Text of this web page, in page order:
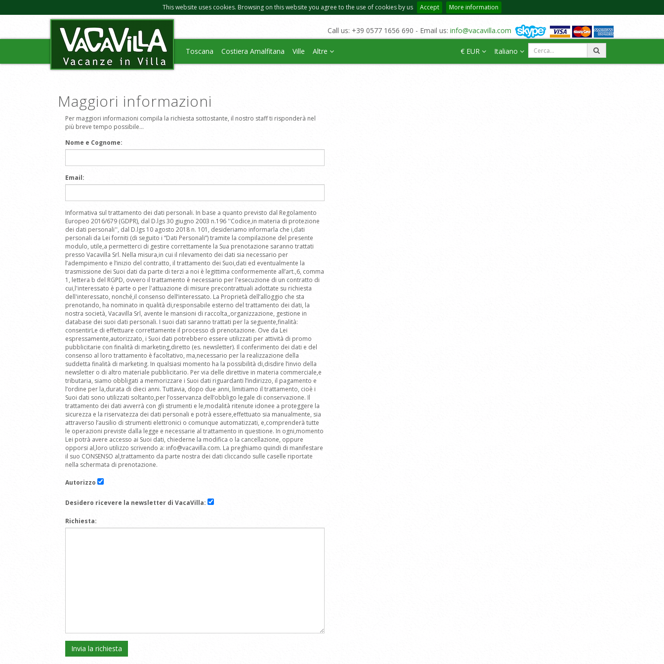
This website uses cookies. Browsing on this website you agree to the use of cookies by us Accept More information
Call us: +39 0577 1656 690 - Email us: info@vacavilla.com
Toscana Costiera Amalfitana Ville Altre € EUR Italiano
Maggiori informazioni
Per maggiori informazioni compila la richiesta sottostante, il nostro staff ti risponderà nel
più breve tempo possibile...
Nome e Cognome:
Email:
Informativa sul trattamento dei dati personali. In base a quanto previsto dal Regolamento
Europeo 2016/679 (GDPR), dal D.lgs 30 giugno 2003 n.196 ''Codice,in materia di protezione
dei dati personali'', dal D.lgs 10 agosto 2018 n. 101, desideriamo informarla che i,dati
personali da Lei forniti (di seguito i “Dati Personali”) tramite la compilazione del presente
modulo, utile,a permetterci di gestire correttamente la Sua prenotazione saranno trattati
presso Vacavilla Srl. Nella misura,in cui il rilevamento dei dati sia necessario per
l’adempimento e l’inizio del contratto, il trattamento dei Suoi,dati ed eventualmente la
trasmissione dei Suoi dati da parte di terzi a noi è legittima conformemente all’art.,6, comma
1, lettera b del RGPD, ovvero il trattamento è necessario per l'esecuzione di un contratto di
cui,l'interessato è parte o per l'attuazione di misure precontrattuali adottate su richiesta
dell'interessato, nonché,il consenso dell’interessato. La Proprietà dell’alloggio che sta
prenotando, ha nominato in qualità di,responsabile esterno del trattamento dei dati, la
nostra società, Vacavilla Srl, avente le mansioni di raccolta,,organizzazione, gestione in
database dei suoi dati personali. I suoi dati saranno trattati per la seguente,finalità:
consentirLe di effettuare correttamente il processo di prenotazione. Ove da Lei
espressamente,autorizzato, i Suoi dati potrebbero essere utilizzati per attività di promo
pubblicitarie con finalità di marketing,diretto (es. newsletter). Il conferimento dei dati e del
consenso al loro trattamento è facoltativo, ma,necessario per la realizzazione della
suddetta finalità di marketing. In qualsiasi momento ha la possibilità di,disdire l’invio della
newsletter o di altro materiale pubblicitario. Per via delle direttive in materia commerciale,e
tributaria, siamo obbligati a memorizzare i Suoi dati riguardanti l’indirizzo, il pagamento e
l’ordine per la,durata di dieci anni. Tuttavia, dopo due anni, limitiamo il trattamento, cioè i
Suoi dati sono utilizzati soltanto,per l’osservanza dell’obbligo legale di conservazione. Il
trattamento dei dati avverrà con gli strumenti e le,modalità ritenute idonee a proteggere la
sicurezza e la riservatezza dei dati personali e potrà essere,effettuato sia manualmente, sia
attraverso l’ausilio di strumenti elettronici o comunque automatizzati, e,comprenderà tutte
le operazioni previste dalla legge e necessarie al trattamento in questione. In ogni,momento
Lei potrà avere accesso ai Suoi dati, chiederne la modifica o la cancellazione, oppure
opporsi al,loro utilizzo scrivendo a: info@vacavilla.com. La preghiamo quindi di manifestare
il suo CONSENSO al,trattamento da parte nostra dei dati cliccando sulle caselle riportate
nella schermata di prenotazione.
Autorizzo
Desidero ricevere la newsletter di VacaVilla:
Richiesta: